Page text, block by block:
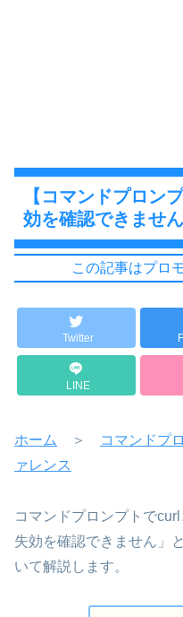
【コマンドプロン
効を確認できませ
この記事はプロ
Twitter
LINE
ホーム ＞
コマンドプ
ァレンス
コマンドプロンプトで
失効を確認できません」
いて解説します。